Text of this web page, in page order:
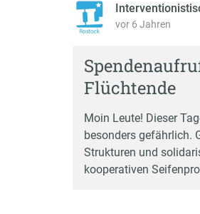
vor 6 Jahren
Flüchtende
Moin Leute! Dieser
besonders gefährlich.
Strukturen und
kooperativen